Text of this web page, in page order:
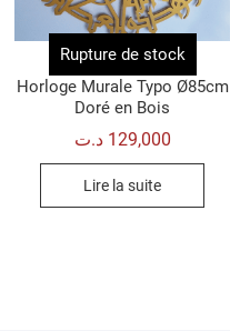
Rupture de stock
Horloge Murale Typo Ø85cm
Doré en Bois
129,000 د.ت
Lire la suite